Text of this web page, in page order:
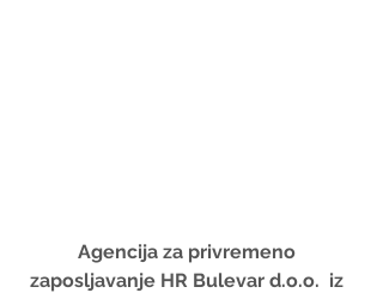
Agencija za privremeno
zaposljavanje HR Bulevar d.o.o.  iz